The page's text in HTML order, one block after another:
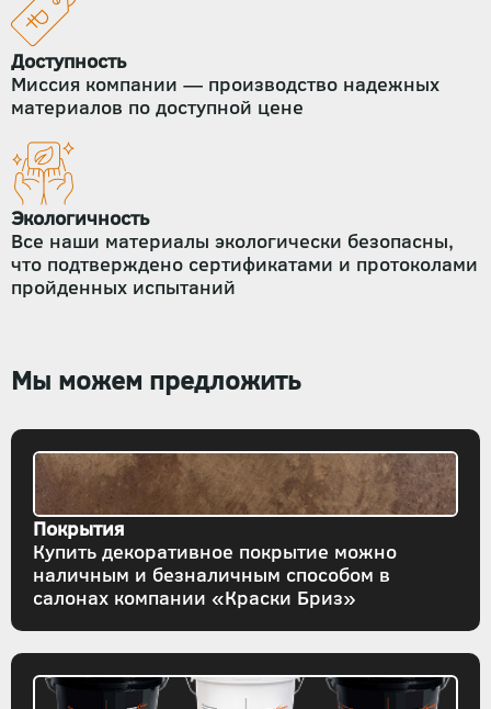
Доступность
Миссия компании — производство надежных
материалов по доступной цене
Экологичность
Все наши материалы экологически безопасны,
что подтверждено сертификатами и протоколами
пройденных испытаний
Мы можем предложить
Покрытия
Купить декоративное покрытие можно
наличным и безналичным способом в
салонах компании «Краски Бриз»